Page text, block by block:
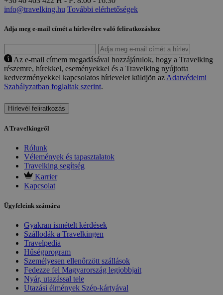
info@travelking.hu További elérhetőségek
Adja meg e-mail címét a hírlevélre való feliratkozáshoz
Az e-mail címem megadásával hozzájárulok, hogy a Travelking
részemre, hírekkel, eseményekkel és a Travelking nyújtotta
kedvezményekkel kapcsolatos hírlevelet küldjön az Adatvédelmi
Szabályzatban foglaltak szerint.
Hírlevél feliratkozás
A Travelkingről
Rólunk
Vélemények és tapasztalatok
Travelking segítség
Karrier
Kapcsolat
Ügyfeleink számára
Gyakran ismételt kérdések
Szállodák a Travelkingen
Travelpedia
Hűségprogram
Személyesen ellenőrzött szállások
Fedezze fel Magyarország legjobbjait
Nyár, utazással tele
Utazási élmények Szép-kártyával